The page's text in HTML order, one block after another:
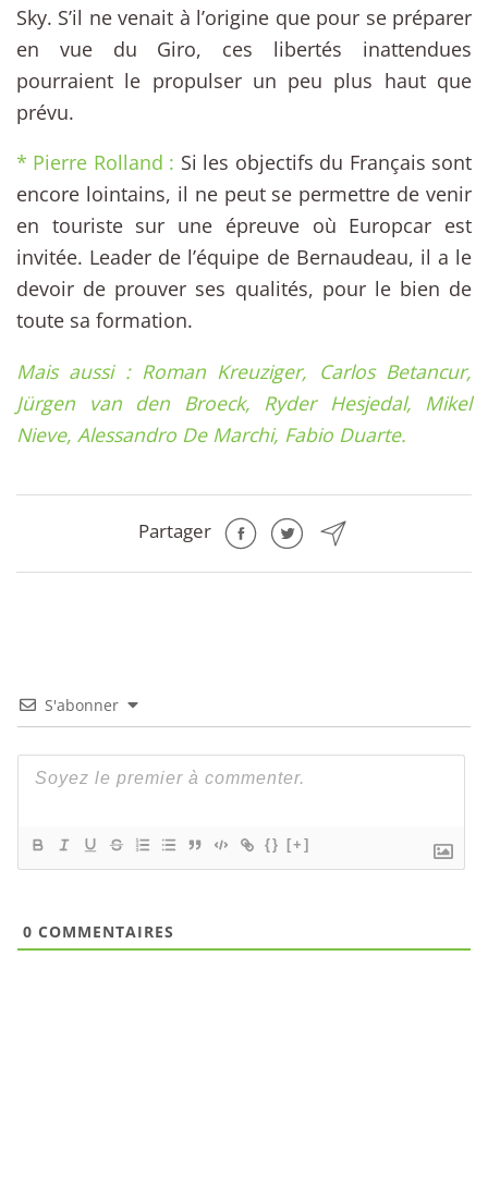
Sky. S’il ne venait à l’origine que pour se préparer
en vue du Giro, ces libertés inattendues
pourraient le propulser un peu plus haut que
prévu.
* Pierre Rolland : Si les objectifs du Français sont
encore lointains, il ne peut se permettre de venir
en touriste sur une épreuve où Europcar est
invitée. Leader de l’équipe de Bernaudeau, il a le
devoir de prouver ses qualités, pour le bien de
toute sa formation.
Mais aussi : Roman Kreuziger, Carlos Betancur,
Jürgen van den Broeck, Ryder Hesjedal, Mikel
Nieve, Alessandro De Marchi, Fabio Duarte.
Partager
S'abonner
{} [+]
0 COMMENTAIRES